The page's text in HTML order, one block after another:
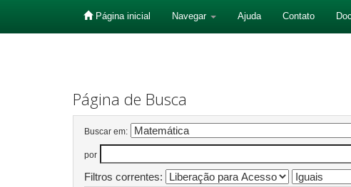
Página inicial Navegar Ajuda Contato
Página de Busca
Buscar em:
por
Filtros correntes: